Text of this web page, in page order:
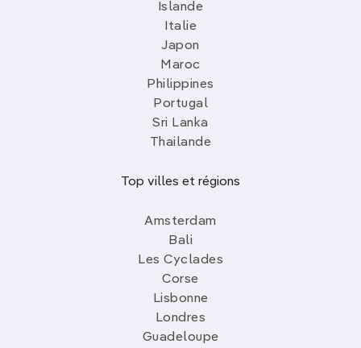
Islande
Italie
Japon
Maroc
Philippines
Portugal
Sri Lanka
Thailande
Top villes et régions
Amsterdam
Bali
Les Cyclades
Corse
Lisbonne
Londres
Guadeloupe